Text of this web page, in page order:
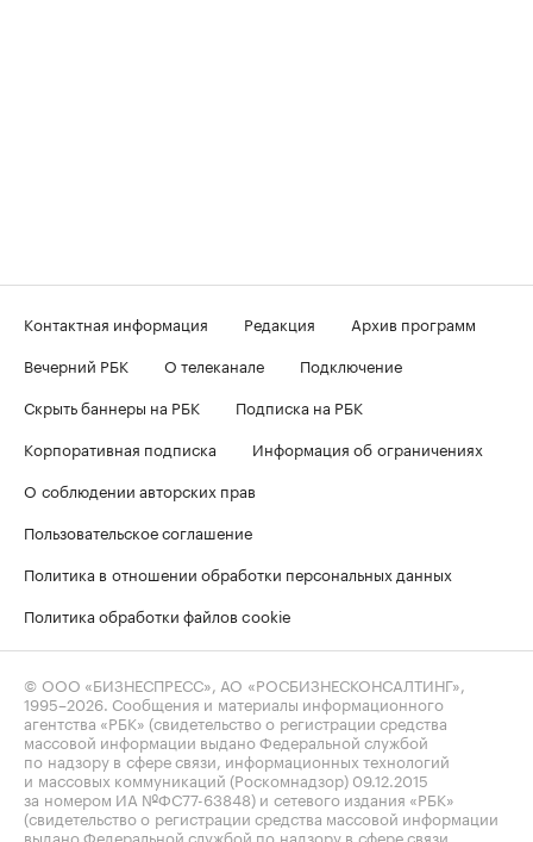
Контактная информация Редакция
Архив программ
Вечерний РБК
О телеканале
Подключение
Скрыть баннеры на РБК
Подписка на РБК
Корпоративная подписка
Информация об ограничениях
О соблюдении авторских прав
Пользовательское соглашение
Политика в отношении обработки персональных данных
Политика обработки файлов cookie
© ООО «БИЗНЕСПРЕСС», АО «РОСБИЗНЕСКОНСАЛТИНГ»,
1995–2026 . Сообщения и материалы информационного
агентства «РБК» (свидетельство о регистрации средства
массовой информации выдано Федеральной службой
по надзору в сфере связи, информационных технологий
и массовых коммуникаций (Роскомнадзор) 09.12.2015
за номером ИА №ФС77-63848) и сетевого издания «РБК»
(свидетельство о регистрации средства массовой информации
выдано Федеральной службой по надзору в сфере связи,